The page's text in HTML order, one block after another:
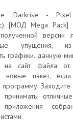
Darkrise -
[МОД Mega
версии
упущения,
графики. данную
на сайт файла
новые пакет,
Заходите
приложения